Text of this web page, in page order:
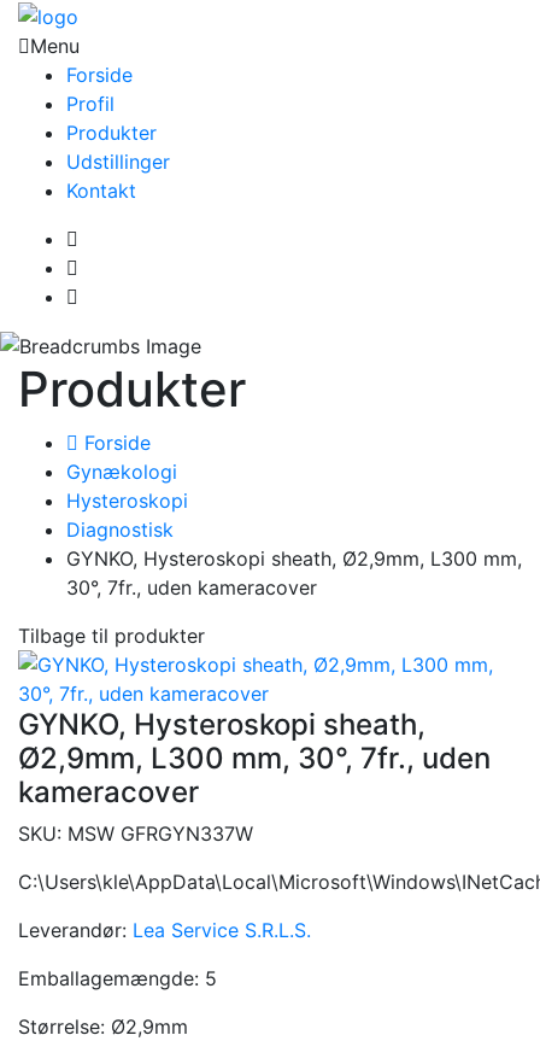
Menu
Forside
Profil
Produkter
Udstillinger
Kontakt
Produkter
Forside
Gynækologi
Hysteroskopi
Diagnostisk
GYNKO, Hysteroskopi sheath, Ø2,9mm, L300 mm,
30°, 7fr., uden kameracover
Tilbage til produkter
GYNKO, Hysteroskopi sheath,
Ø2,9mm, L300 mm, 30°, 7fr., uden
kameracover
SKU: MSW GFRGYN337W
Leverandør: Lea Service S.R.L.S.
Emballagemængde: 5
Størrelse: Ø2,9mm